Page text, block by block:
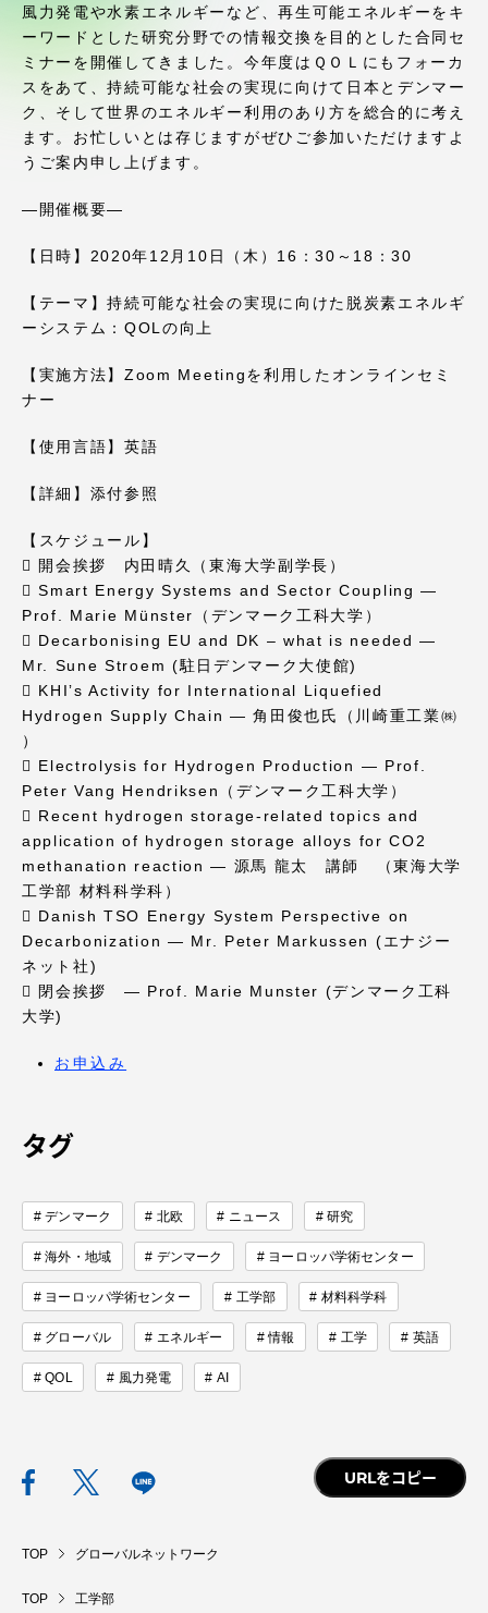
風力発電や水素エネルギーなど、再生可能エネルギーをキ
ーワードとした研究分野での情報交換を目的とした合同セ
ミナーを開催してきました。今年度はＱＯＬにもフォーカ
スをあて、持続可能な社会の実現に向けて日本とデンマー
ク、そして世界のエネルギー利用のあり方を総合的に考え
ます。お忙しいとは存じますがぜひご参加いただけますよ
うご案内申し上げます。
—開催概要—
【日時】2020年12月10日（木）16：30～18：30
【テーマ】持続可能な社会の実現に向けた脱炭素エネルギ
ーシステム：QOLの向上
【実施方法】Zoom Meetingを利用したオンラインセミ
ナー
【使用言語】英語
【詳細】添付参照
【スケジュール】
 開会挨拶 内田晴久（東海大学副学長）
 Smart Energy Systems and Sector Coupling —
Prof. Marie Münster（デンマーク工科大学）
 Decarbonising EU and DK – what is needed —
Mr. Sune Stroem (駐日デンマーク大使館)
 KHIʼs Activity for International Liquefied
Hydrogen Supply Chain — 角田俊也氏（川崎重工業㈱
）
 Electrolysis for Hydrogen Production — Prof.
Peter Vang Hendriksen（デンマーク工科大学）
 Recent hydrogen storage-related topics and
application of hydrogen storage alloys for CO2
methanation reaction — 源馬 龍太 講師 （東海大学
工学部 材料科学科）
 Danish TSO Energy System Perspective on
Decarbonization — Mr. Peter Markussen (エナジー
ネット社)
 閉会挨拶 — Prof. Marie Munster (デンマーク工科
大学)
お申込み
タグ
デンマーク 北欧 ニュース 研究
海外・地域 デンマーク ヨーロッパ学術センター
ヨーロッパ学術センター 工学部 材料科学科
グローバル エネルギー 情報 工学 英語
QOL 風力発電 AI
URLをコピー
TOP グローバルネットワーク
TOP 工学部
アクセス情報
熊本キャンパス
札幌キャンパス
TOKAIスポーツ
卒業にあたってのアンケート
資料請求 お問い合わせ
在学生・保護者向けポータル（TIPS） 本学教職員向け情報
中文